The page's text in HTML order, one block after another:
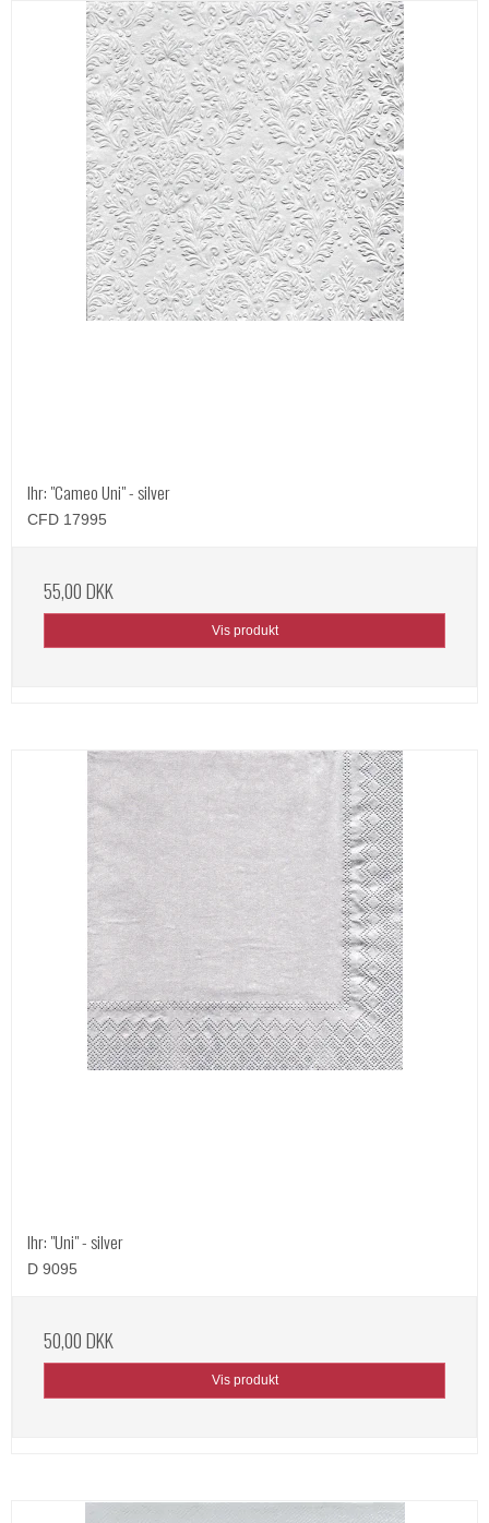
Ihr: "Cameo Uni" - silver
CFD 17995
55,00 DKK
Vis produkt
Ihr: "Uni" - silver
D 9095
50,00 DKK
Vis produkt